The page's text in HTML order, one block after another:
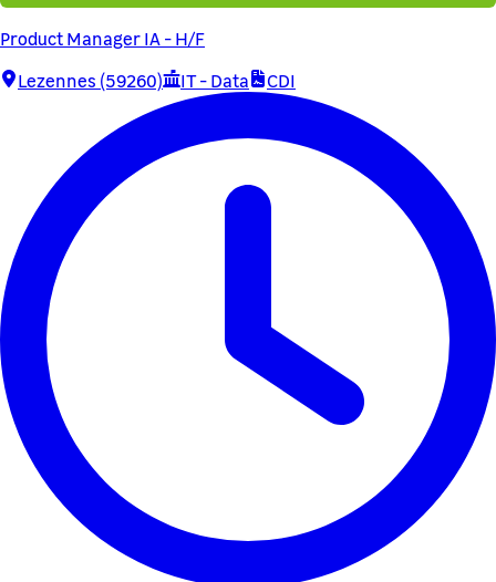
Product Manager IA - H/F
Lezennes (59260)
IT - Data CDI